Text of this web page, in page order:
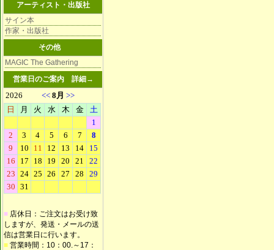
アーティスト・出版社
サイン本
作家・出版社
その他
MAGIC The Gathering
営業日のご案内 詳細→
■ 店休日：ご注文はお受け致
しますが、発送・メールの送
信は営業日に行います。
■ 営業時間：10：00.～17：